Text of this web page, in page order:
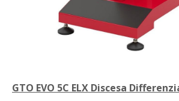
GTO EVO 5C ELX Discesa